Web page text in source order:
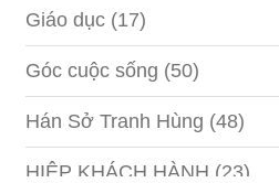
Giáo dục (17)
Góc cuộc sống (50)
Hán Sở Tranh Hùng (48)
HIỆP KHÁCH HÀNH (23)